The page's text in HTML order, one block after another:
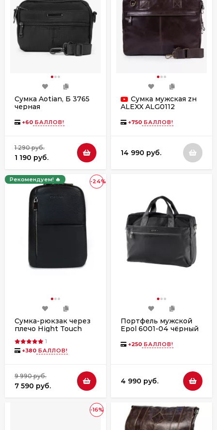
Сумка Aotian, Б 3765
черная
+60 БАЛЛОВ!
1 290 руб.
1 190 руб.
Сумка мужская zн
ALEXX ALG0112
+750 БАЛЛОВ!
14 990 руб.
-24%
Рекомендуем! 🔥
Сумка-рюкзак через
плечо Hight Touch
1
+380 БАЛЛОВ!
9 990 руб.
7 590 руб.
Портфель мужской
Epol 6001-04 чёрный
+250 БАЛЛОВ!
4 990 руб.
-16%